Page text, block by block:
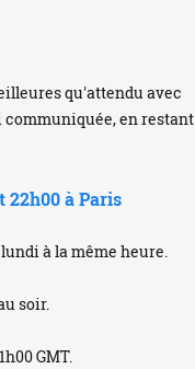
qu'attendu avec
communiquée, en restant
22h00 à Paris
à la même heure.
soir.
GMT.